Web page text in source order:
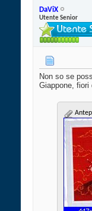
DaViX
Utente Senior
Non so se
Giappone, fiori